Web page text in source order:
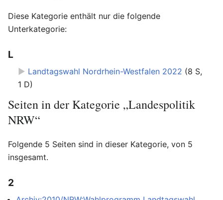
Diese Kategorie enthält nur die folgende
Unterkategorie:
L
► Landtagswahl Nordrhein-Westfalen 2022 (8 S,
1 D)
Seiten in der Kategorie „Landespolitik
NRW“
Folgende 5 Seiten sind in dieser Kategorie, von 5
insgesamt.
2